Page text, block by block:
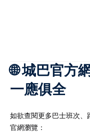
🌐 城巴官方
一應俱全
如欲查閱更多巴士班次
官網瀏覽：